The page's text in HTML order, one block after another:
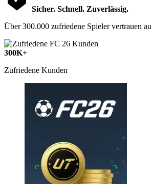
Sicher. Schnell. Zuverlässig.
Über 300.000 zufriedene Spieler vertrauen
300K+
Zufriedene Kunden